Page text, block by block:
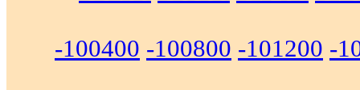
-100400 -100800 -101200 -